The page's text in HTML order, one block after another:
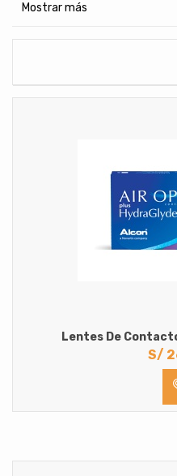
Hombres
Unisex
Con medida
Hipermetropia
Mostrar más
Lentes De
S/